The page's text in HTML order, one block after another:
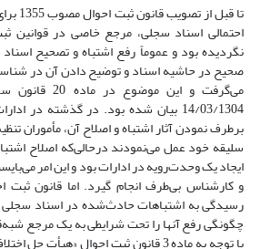
تا قبل
احتمالی اسناد سجلی، مرجع خاصی در قوانین
نگردیده بود و عموماً رفع اشتباه و تصحیح
صحیح در حاشیه اسناد و توضیح دادن آن در
می‌گرفت و این
14/03/1304 بیان شده بود. در گذشته در
برطرف نمودن آثار اشتباه و اصلاح آن، مأموران
سلیقه خود عمل می‌نمودند درحالی‌که اصلاح
ایجاد یک وحدت‌رویه در ادارات بود و این امر
رسیدگی به اشتباهات حادث‌شده در اسناد سجلی
چگونگی رفع آنها را تحت شرایطی به یک مرجع
با توجه به ماده 3 قانون ثبت احوال